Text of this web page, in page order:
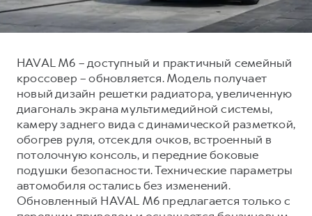
DARGO
от 3 499 000 ₽
F7
от 2 899 000 ₽
F7X
от 3 599 000 ₽
Тест-драйв
КРЕДИТ И СТРАХОВАНИЕ
Кредитный калькулятор
Страхование
Кредит
КОРПОРАТИВНЫМ КЛИЕНТАМ
СЕРВИСНОЕ ОБСЛУЖИВАНИЕ
Программа «Помощь на дороге»
Регламенты технического обслуживания
Электронный ПТС
ПОДДЕРЖКА
GWM Безопасность
Гарантия HAVAL
О дилере
Контакты
HAVAL M6 – доступный и практичный семейный
кроссовер – обновляется. Модель получает
новый дизайн решетки радиатора, увеличенную
диагональ экрана мультимедийной системы,
камеру заднего вида с динамической разметкой,
обогрев руля, отсек для очков, встроенный в
потолочную консоль, и передние боковые
подушки безопасности. Технические параметры
автомобиля остались без изменений.
Обновленный HAVAL M6 предлагается только с